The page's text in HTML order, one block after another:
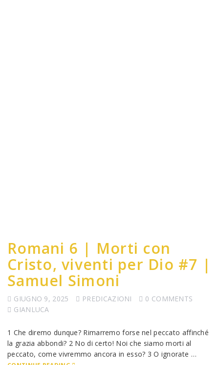
Romani 6 | Morti con
Cristo, viventi per Dio #7 |
Samuel Simoni
GIUGNO 9, 2025 PREDICAZIONI
0 COMMENTS
GIANLUCA
1 Che diremo dunque? Rimarremo forse nel peccato affinché
la grazia abbondi? 2 No di certo! Noi che siamo morti al
peccato, come vivremmo ancora in esso? 3 O ignorate …